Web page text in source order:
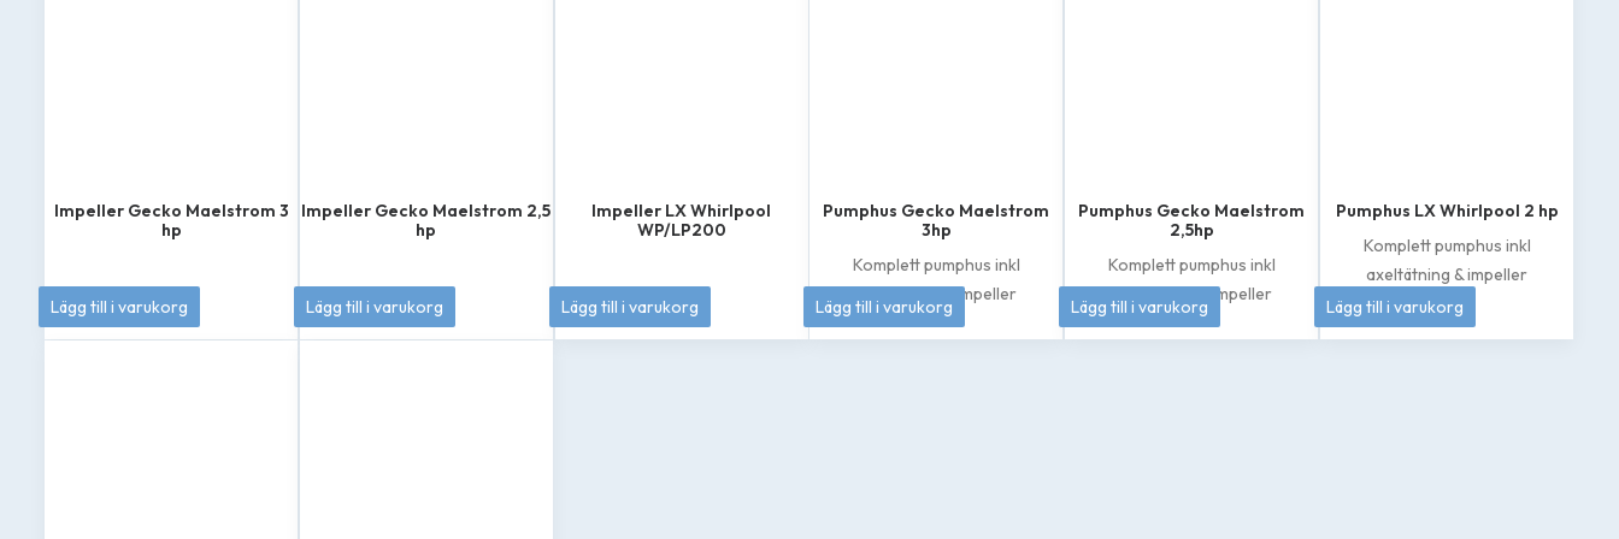
Impeller Gecko Maelstrom 3
hp
385kr
Lägg till i varukorg
Impeller Gecko Maelstrom 2,5
hp
385kr
Lägg till i varukorg
Impeller LX Whirlpool
WP/LP200
349kr
Lägg till i varukorg
Pumphus Gecko Maelstrom
3hp
Komplett pumphus inkl
axeltätning & impeller
1 895kr
Lägg till i varukorg
Pumphus Gecko Maelstrom
2,5hp
Komplett pumphus inkl
axeltätning & impeller
1 895kr
Lägg till i varukorg
Pumphus LX Whirlpool 2 hp
Komplett pumphus inkl
axeltätning & impeller
1 049kr
Lägg till i varukorg